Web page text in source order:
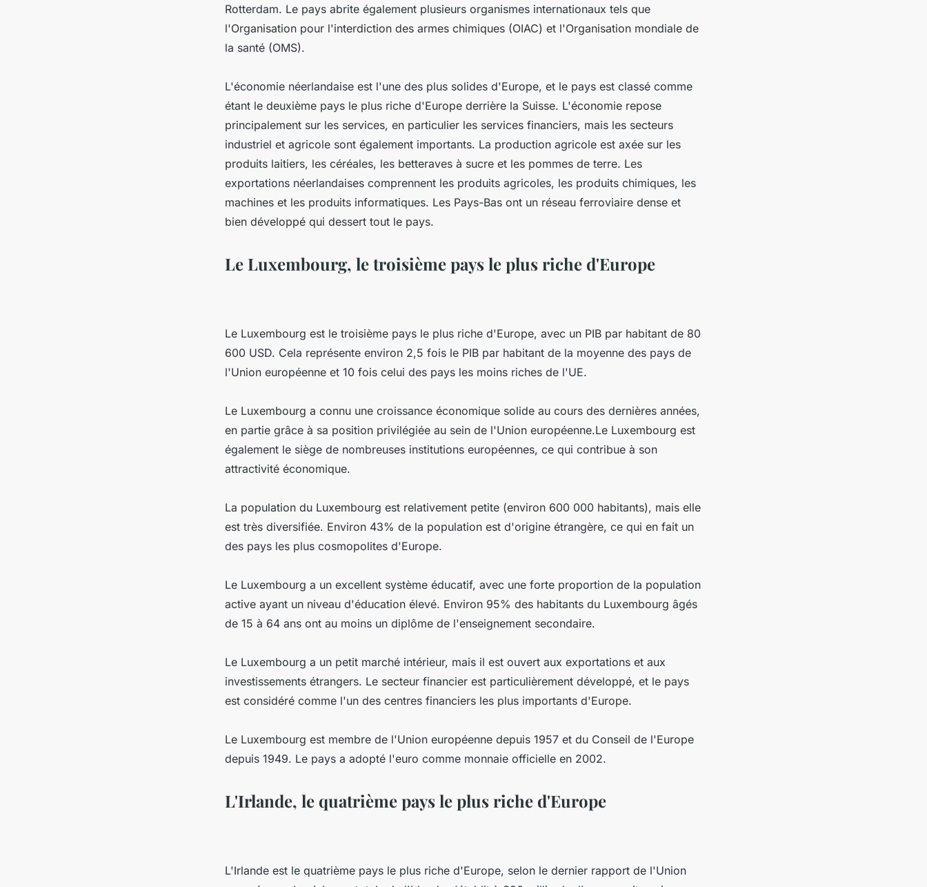
Rotterdam. Le pays abrite également plusieurs organismes internationaux tels que
l'Organisation pour l'interdiction des armes chimiques (OIAC) et l'Organisation mondiale de
la santé (OMS).
L'économie néerlandaise est l'une des plus solides d'Europe, et le pays est classé comme
étant le deuxième pays le plus riche d'Europe derrière la Suisse. L'économie repose
principalement sur les services, en particulier les services financiers, mais les secteurs
industriel et agricole sont également importants. La production agricole est axée sur les
produits laitiers, les céréales, les betteraves à sucre et les pommes de terre. Les
exportations néerlandaises comprennent les produits agricoles, les produits chimiques, les
machines et les produits informatiques. Les Pays-Bas ont un réseau ferroviaire dense et
bien développé qui dessert tout le pays.
Le Luxembourg, le troisième pays le plus riche d'Europe
Le Luxembourg est le troisième pays le plus riche d'Europe, avec un PIB par habitant de 80
600 USD. Cela représente environ 2,5 fois le PIB par habitant de la moyenne des pays de
l'Union européenne et 10 fois celui des pays les moins riches de l'UE.
Le Luxembourg a connu une croissance économique solide au cours des dernières années,
en partie grâce à sa position privilégiée au sein de l'Union européenne.Le Luxembourg est
également le siège de nombreuses institutions européennes, ce qui contribue à son
attractivité économique.
La population du Luxembourg est relativement petite (environ 600 000 habitants), mais elle
est très diversifiée. Environ 43% de la population est d'origine étrangère, ce qui en fait un
des pays les plus cosmopolites d'Europe.
Le Luxembourg a un excellent système éducatif, avec une forte proportion de la population
active ayant un niveau d'éducation élevé. Environ 95% des habitants du Luxembourg âgés
de 15 à 64 ans ont au moins un diplôme de l'enseignement secondaire.
Le Luxembourg a un petit marché intérieur, mais il est ouvert aux exportations et aux
investissements étrangers. Le secteur financier est particulièrement développé, et le pays
est considéré comme l'un des centres financiers les plus importants d'Europe.
Le Luxembourg est membre de l'Union européenne depuis 1957 et du Conseil de l'Europe
depuis 1949. Le pays a adopté l'euro comme monnaie officielle en 2002.
L'Irlande, le quatrième pays le plus riche d'Europe
L'Irlande est le quatrième pays le plus riche d'Europe, selon le dernier rapport de l'Union